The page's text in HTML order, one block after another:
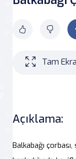
Tam
Açıklama:
Balkabağı